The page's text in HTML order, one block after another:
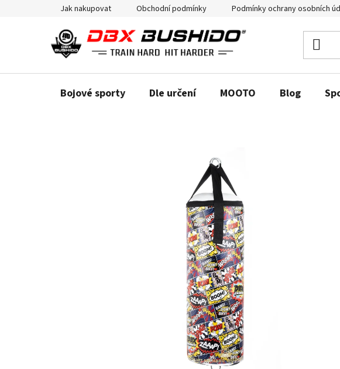
Jak nakupovat Obchodní podmínky Podmínky ochrany osobních
Bojové sporty Dle určení MOOTO Blog